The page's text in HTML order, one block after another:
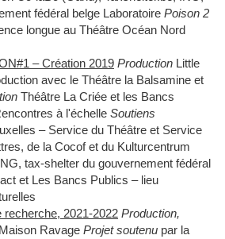
fédéral belge Laboratoire Poison 2
longue au Théâtre Océan Nord
– Création 2019 Production Little
avec le Théâtre la Balsamine et
Théâtre La Criée et les Bancs
à l'échelle Soutiens
– Service du Théâtre et Service
de la Cocof et du Kulturcentrum
tax-shelter du gouvernement fédéral
et Les Bancs Publics – lieu
2021-2022 Production,
Maison Ravage Projet soutenu par la